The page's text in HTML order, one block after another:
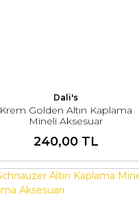
Dali's
Krem Golden Altın Kaplama
Mineli Aksesuar
240,00 TL